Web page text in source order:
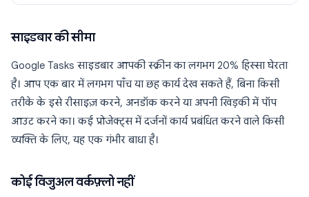
साइडबार की सीमा
Google Tasks साइडबार आपकी स्क्रीन का लगभग 20% हिस्सा घेरता
है। आप एक बार में लगभग पाँच या छह कार्य देख सकते हैं, बिना किसी
तरीके के इसे रीसाइज़ करने, अनडॉक करने या अपनी खिड़की में पॉप
आउट करने का। कई प्रोजेक्ट्स में दर्जनों कार्य प्रबंधित करने वाले किसी
व्यक्ति के लिए, यह एक गंभीर बाधा है।
कोई विजुअल वर्कफ़्लो नहीं